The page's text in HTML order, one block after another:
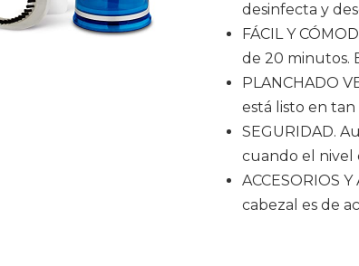
desinfecta y
FÁCIL Y
de 20 minutos.
PLANCHADO
está listo en
SEGURIDAD.
cuando el nivel
ACCESORIOS
cabezal es de